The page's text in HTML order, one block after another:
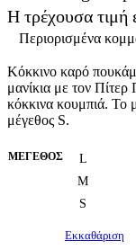
Η τρέχουσα τιμή
Περιορισμένα
Κόκκινο καρό
μανίκια με τον
κόκκινα κουμπιά. Το
μέγεθος S.
ΜΈΓΕΘΟΣ
L
M
S
Εκκαθάριση